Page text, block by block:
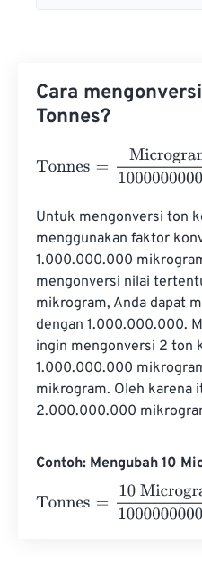
Cara
Tonnes?
Tonnes Micrograms
Untuk mengonversi ton
menggunakan faktor
1.000.000.000
mengonversi nilai
mikrogram, Anda dapat
dengan 1.000.000.000.
ingin mengonversi 2 ton
1.000.000.000
mikrogram. Oleh karena
2.000.000.000
Contoh: Mengubah 10
Tonnes
10 Micrograms